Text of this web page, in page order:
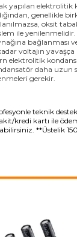
yapılan
genellikle
oksit
ile
bağlanması
voltajın yavaşça
elektrolitik
daha uzun
gerekir.
teknik
kredi kartı ile
**Üstelik